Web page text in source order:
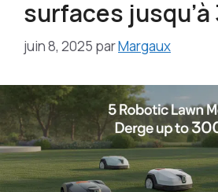
surfaces jusqu’à
juin 8, 2025 parMargaux